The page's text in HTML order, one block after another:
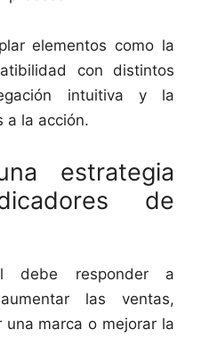
elementos como la
con distintos
intuitiva y la
a la acción.
estrategia
de
debe responder a
las ventas,
marca o mejorar la